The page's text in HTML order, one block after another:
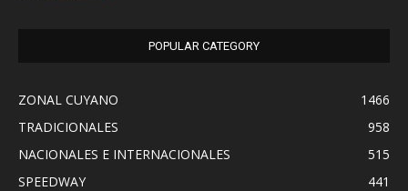
POPULAR CATEGORY
ZONAL CUYANO
1466
TRADICIONALES
958
NACIONALES E INTERNACIONALES
515
SPEEDWAY
441